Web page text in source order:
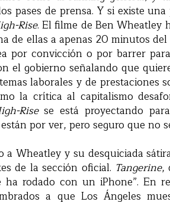
pases de prensa. Y si existe
Rise. El filme de Ben Wheatley
de ellas a apenas 20 minutos
por convicción o por barrer
el gobierno señalando que
laborales y de prestaciones
la crítica al capitalismo
Risese está proyectando
por ver, pero seguro que no
a Wheatley y su desquiciada
de la sección oficial. Tangerine,
ha rodado con un iPhone”. En
a que Los Ángeles